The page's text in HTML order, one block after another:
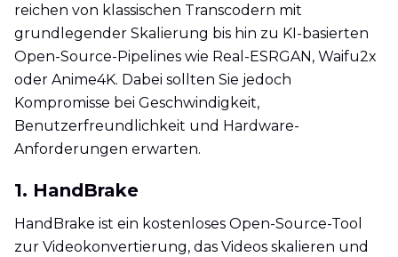
reichen von klassischen Transcodern mit
grundlegender Skalierung bis hin zu KI-basierten
Open-Source-Pipelines wie Real-ESRGAN, Waifu2x
oder Anime4K. Dabei sollten Sie jedoch
Kompromisse bei Geschwindigkeit,
Benutzerfreundlichkeit und Hardware-
Anforderungen erwarten.
1. HandBrake
HandBrake ist ein kostenloses Open-Source-Tool
zur Videokonvertierung, das Videos skalieren und